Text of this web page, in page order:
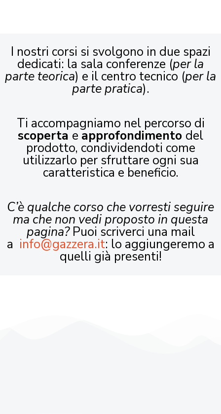
I nostri corsi si svolgono in due spazi
dedicati: la sala conferenze (per la
parte teorica) e il centro tecnico (per la
parte pratica).
Ti accompagniamo nel percorso di
scoperta e approfondimento del
prodotto, condividendoti come
utilizzarlo per sfruttare ogni sua
caratteristica e beneficio.
C’è qualche corso che vorresti seguire
ma che non vedi proposto in questa
pagina?Puoi scriverci una mail
a info@gazzera.it: lo aggiungeremo a
quelli già presenti!